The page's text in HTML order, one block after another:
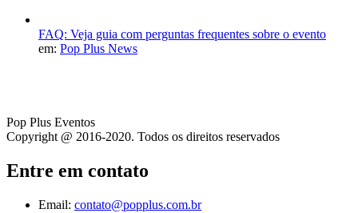
FAQ: Veja guia com perguntas frequentes sobre o evento
em: Pop Plus News
Pop Plus Eventos
Copyright @ 2016-2020. Todos os direitos reservados
Entre em contato
Email: contato@popplus.com.br